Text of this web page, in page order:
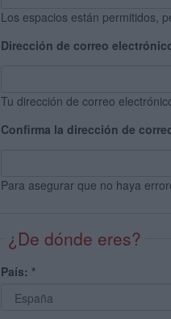
Los espacios están permitidos,
Dirección de correo
Tu dirección de correo
Confirma la dirección de
Para asegurar que no haya
¿De dónde eres?
País: *